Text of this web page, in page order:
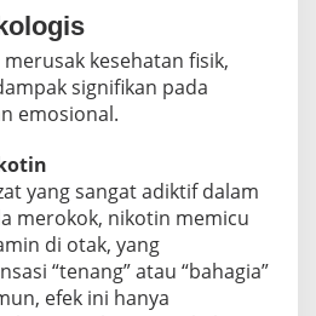
kesehatan fisik,
signifikan pada
emosional.
yang sangat adiktif dalam
merokok, nikotin memicu
di otak, yang
“tenang” atau “bahagia”
efek ini hanya